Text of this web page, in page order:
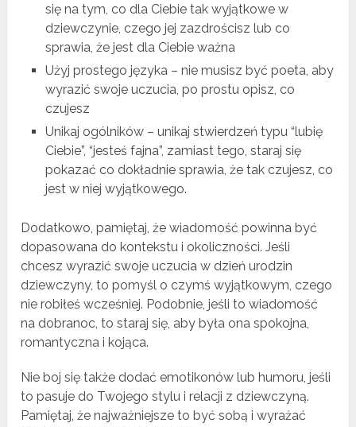
się na tym, co dla Ciebie tak wyjątkowe w
dziewczynie, czego jej zazdrościsz lub co
sprawia, że jest dla Ciebie ważna
Użyj prostego języka – nie musisz być poeta, aby
wyrazić swoje uczucia, po prostu opisz, co
czujesz
Unikaj ogólników – unikaj stwierdzeń typu “lubię
Ciebie”, “jesteś fajna”, zamiast tego, staraj się
pokazać co dokładnie sprawia, że tak czujesz, co
jest w niej wyjątkowego.
Dodatkowo, pamiętaj, że wiadomość powinna być
dopasowana do kontekstu i okoliczności. Jeśli
chcesz wyrazić swoje uczucia w dzień urodzin
dziewczyny, to pomyśl o czymś wyjątkowym, czego
nie robiłeś wcześniej. Podobnie, jeśli to wiadomość
na dobranoc, to staraj się, aby była ona spokojna,
romantyczna i kojąca.
Nie boj się także dodać emotikonów lub humoru, jeśli
to pasuje do Twojego stylu i relacji z dziewczyną.
Pamiętaj, że najważniejsze to być sobą i wyrażać